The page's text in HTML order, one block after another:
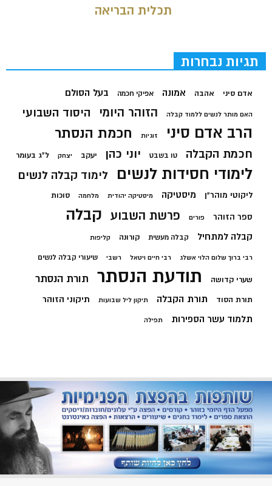
תכלית הבריאה
תגיות נבחרות
אדם סיני אהבה אמונה אפיקי חכמה בעל הסולם
האם מותר לנשים ללמוד קבלה הזוהר היומי היסוד השבועי
הרב אדם סיני זוגיות חכמת הנסתר
חכמת הקבלה טו בשבט יוני כהן יעקב יצחק ל"ג בעומר
לימודי חסידות לנשים לימוד קבלה לנשים
ליקוטי מוהר"ן מיסטיקה מיסטיקה יהודית מלחמה סוכות
ספר הזוהר פורים פרשת השבוע קבלה
קבלה למתחיל קבלה מעשית קורונה קליפות
רבי ברוך שלום הלוי אשלג רבי חיים ויטאל רשבי שיעורי קבלה לנשים
שערי קדושה תודעת הנסתר תורת הנסתר
תורת הסוד תורת הקבלה תיקון ליל שבועות תיקוני הזוהר
תלמוד עשר הספירות תפילה